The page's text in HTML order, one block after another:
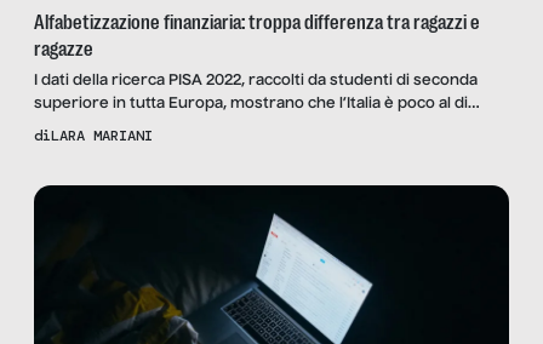
Alfabetizzazione finanziaria: troppa differenza tra ragazzi e
ragazze
I dati della ricerca PISA 2022, raccolti da studenti di seconda
superiore in tutta Europa, mostrano che l’Italia è poco al di
sotto della media UE per quanto riguarda le competenze
diLARA MARIANI